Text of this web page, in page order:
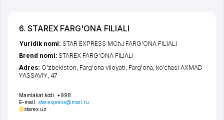
6. STAREX FARG'ONA FILIALI
Mamlakat kodi: +998
E-mail: star.express@mail.ru
starex.uz
Yuridik nomi: STAR EXPRESS MChJ FARG'ONA FILIALI
Brend nomi: STAREX FARG'ONA FILIALI
Adres: O'zbekiston, Farg'ona viloyati, Farg'ona, ko'chasi AXMAD
YASSAVIY, 47